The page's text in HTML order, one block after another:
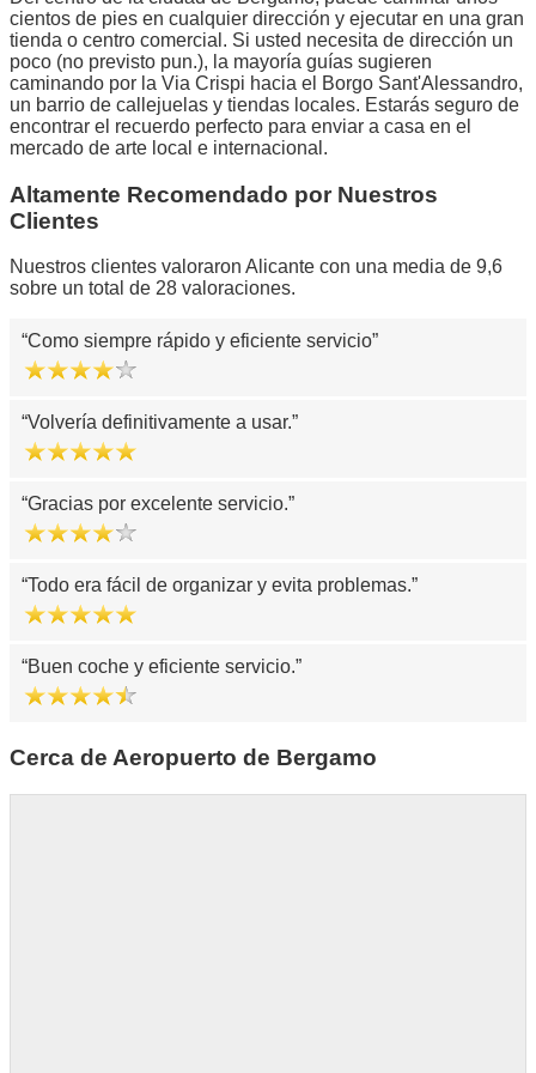
cientos de pies en cualquier dirección y ejecutar en una gran
tienda o centro comercial. Si usted necesita de dirección un
poco (no previsto pun.), la mayoría guías sugieren
caminando por la Via Crispi hacia el Borgo Sant'Alessandro,
un barrio de callejuelas y tiendas locales. Estarás seguro de
encontrar el recuerdo perfecto para enviar a casa en el
mercado de arte local e internacional.
Altamente Recomendado por Nuestros
Clientes
Nuestros clientes valoraron Alicante con una media de 9,6
sobre un total de 28 valoraciones.
Como siempre rápido y eficiente servicio
Volvería definitivamente a usar.
Gracias por excelente servicio.
Todo era fácil de organizar y evita problemas.
Buen coche y eficiente servicio.
Cerca de Aeropuerto de Bergamo